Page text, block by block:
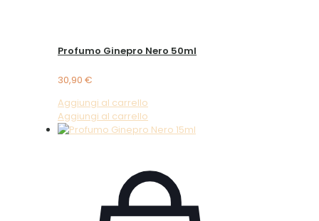
Profumo Ginepro Nero 50ml
30,90 €
Aggiungi al carrello
Aggiungi al carrello